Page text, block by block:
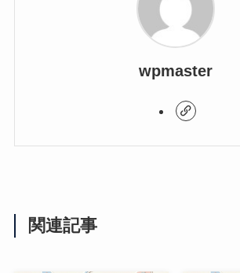
wpmaster
関連記事